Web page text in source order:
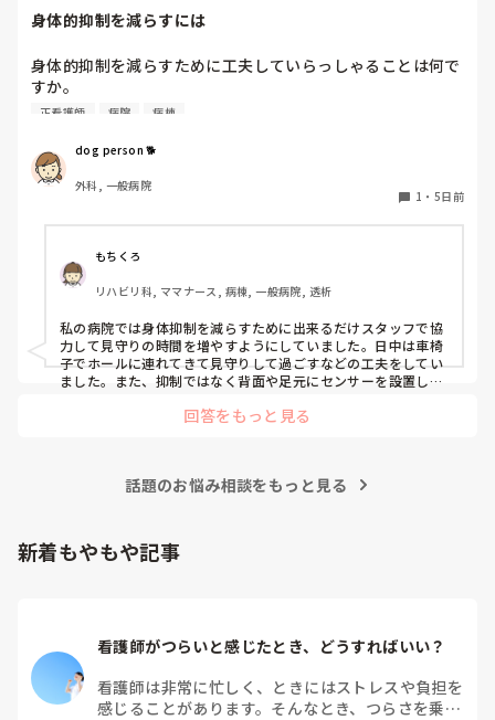
身体的抑制を減らすには
身体的抑制を減らすために工夫していらっしゃることは何で
すか。
認知症の患者さんが多く入院しておられることも影響し、身
正看護師 病院 病棟
dog person 🐕
外科, 一般病院
1 ・ 5日前
もちくろ
リハビリ科, ママナース, 病棟, 一般病院, 透析
私の病院では身体抑制を減らすために出来るだけスタッフで協
力して見守りの時間を増やすようにしていました。日中は車椅
子でホールに連れてきて見守りして過ごすなどの工夫をしてい
ました。また、抑制ではなく背面や足元にセンサーを設置した
要な原因（Baカテーテル、mgカテーテル、点滴など）があれ
回答をもっと見る
話題のお悩み相談をもっと見る
新着もやもや記事
看護師がつらいと感じたとき、どうすればいい？
看護師は非常に忙しく、ときにはストレスや負担を
感じることがあります。そんなとき、つらさを乗り